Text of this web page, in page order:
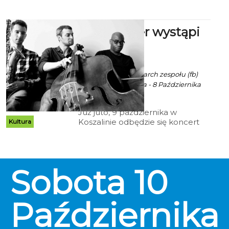
koszaliński skrzypek Vogel.
Kultura
Mike Parker wystąpi
w Kawałku
ekoszalin POLECA
Robert Kuliński/ fot. arch zespołu (fb)
autor: Kasia Kukielka - 8 Października
2015 godz. 14:37
Już juto, 9 października w
Koszalinie odbędzie się koncert
zaprezentuje się nowojorski
basista Mike Parker ze swoim
niezwykłym trio.
Sobota 10
Października